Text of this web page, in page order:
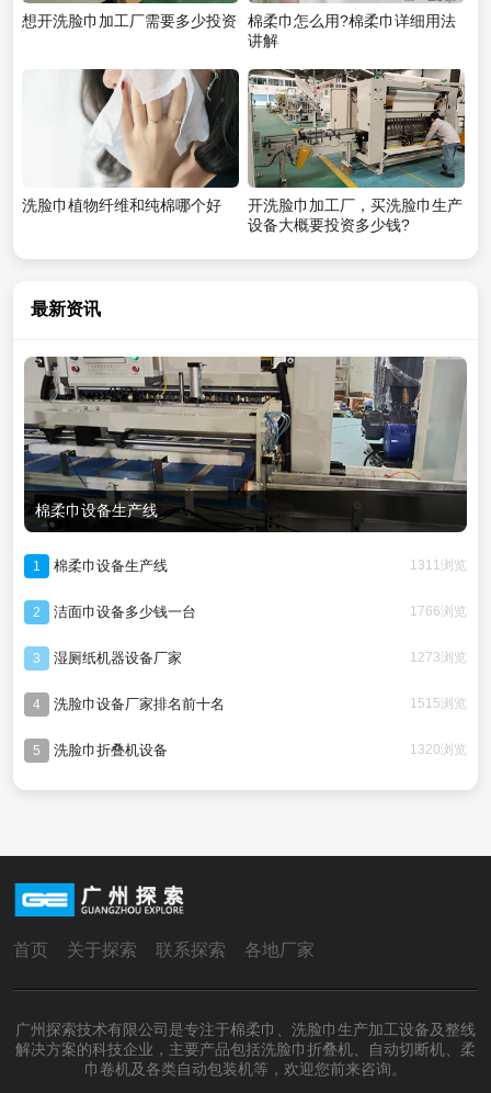
想开洗脸巾加工厂需要多少投资
棉柔巾怎么用?棉柔巾详细用法
讲解
洗脸巾植物纤维和纯棉哪个好
开洗脸巾加工厂，买洗脸巾生产
设备大概要投资多少钱?
最新资讯
棉柔巾设备生产线
1 棉柔巾设备生产线 1311浏览
2 洁面巾设备多少钱一台 1766浏览
3 湿厕纸机器设备厂家 1273浏览
4 洗脸巾设备厂家排名前十名 1515浏览
5 洗脸巾折叠机设备 1320浏览
首页 关于探索 联系探索 各地厂家
广州探索技术有限公司是专注于棉柔巾、洗脸巾生产加工设备及整线
解决方案的科技企业，主要产品包括洗脸巾折叠机、自动切断机、柔
巾卷机及各类自动包装机等，欢迎您前来咨询。